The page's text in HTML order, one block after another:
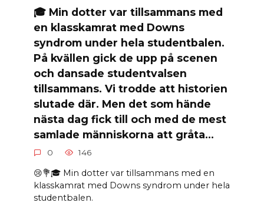
🎓 Min dotter var tillsammans med
en klasskamrat med Downs
syndrom under hela studentbalen.
På kvällen gick de upp på scenen
och dansade studentvalsen
tillsammans. Vi trodde att historien
slutade där. Men det som hände
nästa dag fick till och med de mest
samlade människorna att gråta…
0 146
😢💐🎓 Min dotter var tillsammans med en
klasskamrat med Downs syndrom under hela
studentbalen.